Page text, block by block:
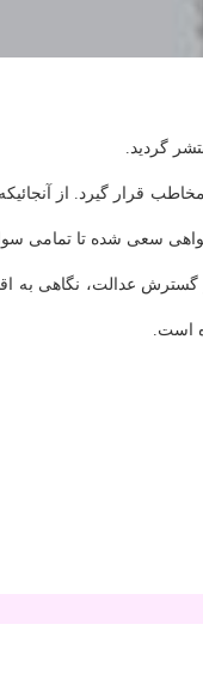
گردید.
قرار گیرد. از آنجائیكه
سعی شده تا تمامی
عدالت، نگاهی به